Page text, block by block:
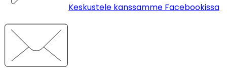
Keskustele kanssamme Facebookissa